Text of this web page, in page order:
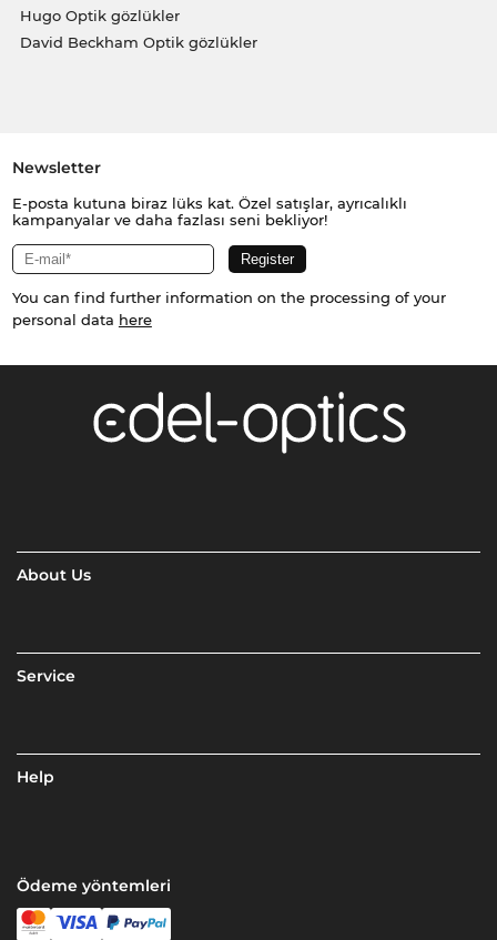
Hugo Optik gözlükler
David Beckham Optik gözlükler
Newsletter
E-posta kutuna biraz lüks kat. Özel satışlar, ayrıcalıklı
kampanyalar ve daha fazlası seni bekliyor!
You can find further information on the processing of your
personal data here
About Us
Service
Help
Ödeme yöntemleri